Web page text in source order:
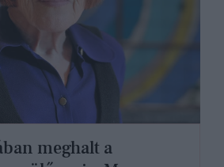
meghalt a